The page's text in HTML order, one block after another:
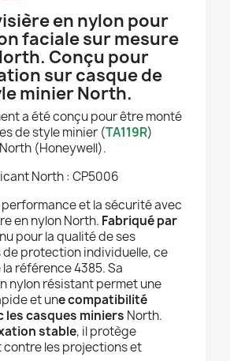
en nylon pour
faciale sur mesure
Conçu pour
sur casque de
minier North.
a été conçu pour être monté
de style minier (TA119R)
(Honeywell).
North : CP5006
et la sécurité avec
en nylon North. Fabriqué par
pour la qualité de ses
protection individuelle, ce
référence 4385. Sa
nylon résistant permet une
et une compatibilité
les casques miniers North.
stable, il protège
les projections et